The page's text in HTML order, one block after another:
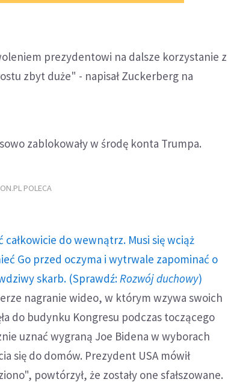
prezydentowi na dalsze korzystanie z
zbyt duże" - napisał Zuckerberg na
zablokowały w środę konta Trumpa.
POLECA
całkowicie do wewnątrz. Musi się wciąż
Go przed oczyma i wytrwale zapominać o
skarb. (Sprawdź: Rozwój duchowy)
nagranie wideo, w którym wzywa swoich
do budynku Kongresu podczas toczącego
uznać wygraną Joe Bidena w wyborach
się do domów. Prezydent USA mówił
powtórzył, że zostały one sfałszowane.